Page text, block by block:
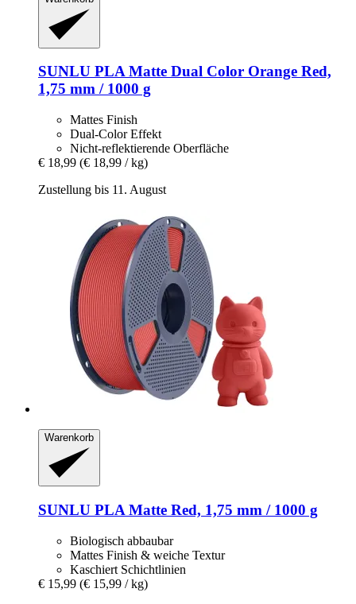
SUNLU PLA Matte Dual Color Orange Red,
1,75 mm / 1000 g
Mattes Finish
Dual-Color Effekt
Nicht-reflektierende Oberfläche
€ 18,99 (€ 18,99 / kg)
Zustellung bis 11. August
Warenkorb
SUNLU PLA Matte Red, 1,75 mm / 1000 g
Biologisch abbaubar
Mattes Finish & weiche Textur
Kaschiert Schichtlinien
€ 15,99 (€ 15,99 / kg)